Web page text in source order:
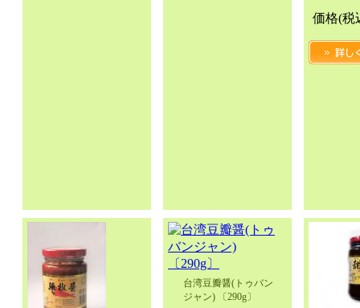
価格(税
台湾豆瓣醤(トゥバン
ジャン) 〔290g〕